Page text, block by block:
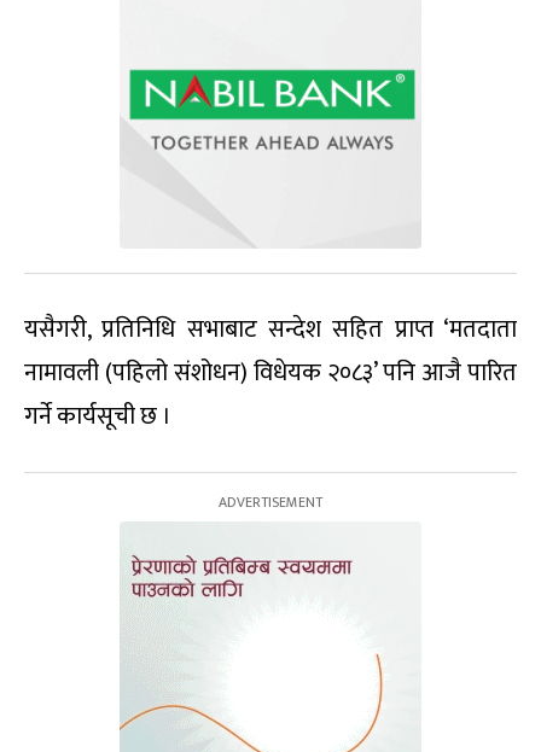
यसैगरी, प्रतिनिधि सभाबाट सन्देश सहित प्राप्त ‘मतदाता
नामावली (पहिलो संशोधन) विधेयक २०८३’ पनि आजै पारित
गर्ने कार्यसूची छ ।